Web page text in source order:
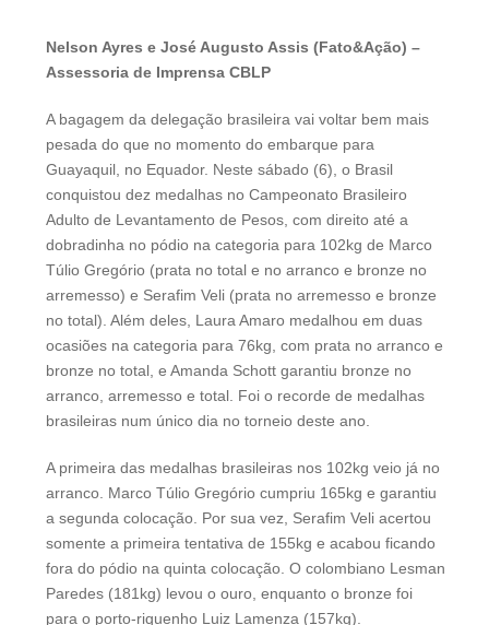
Nelson Ayres e José Augusto Assis (Fato&Ação) –
Assessoria de Imprensa CBLP
A bagagem da delegação brasileira vai voltar bem mais
pesada do que no momento do embarque para
Guayaquil, no Equador. Neste sábado (6), o Brasil
conquistou dez medalhas no Campeonato Brasileiro
Adulto de Levantamento de Pesos, com direito até a
dobradinha no pódio na categoria para 102kg de Marco
Túlio Gregório (prata no total e no arranco e bronze no
arremesso) e Serafim Veli (prata no arremesso e bronze
no total). Além deles, Laura Amaro medalhou em duas
ocasiões na categoria para 76kg, com prata no arranco e
bronze no total, e Amanda Schott garantiu bronze no
arranco, arremesso e total. Foi o recorde de medalhas
brasileiras num único dia no torneio deste ano.
A primeira das medalhas brasileiras nos 102kg veio já no
arranco. Marco Túlio Gregório cumpriu 165kg e garantiu
a segunda colocação. Por sua vez, Serafim Veli acertou
somente a primeira tentativa de 155kg e acabou ficando
fora do pódio na quinta colocação. O colombiano Lesman
Paredes (181kg) levou o ouro, enquanto o bronze foi
para o porto-riquenho Luiz Lamenza (157kg).